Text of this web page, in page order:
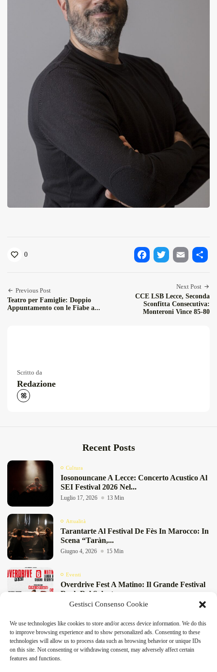
Gestisci Consenso Cookie
We use technologies like cookies to store and/or access device information. We do this
to improve browsing experience and to show personalized ads. Consenting to these
technologies will allow us to process data such as browsing behavior or unique IDs
on this site. Not consenting or withdrawing consent, may adversely affect certain
features and functions.
DeFinibus 2026 © All rights reserved | Magazine Online
0
Previous Post
Teatro per Famiglie: Doppio
Appuntamento con le Fiabe a...
Next Post
CCE LSB Lecce, Seconda
Sconfitta Consecutiva:
Monteroni Vince 85-80
Scritto da
Redazione
Recent Posts
Cultura
Iosonouncane A Lecce: Concerto Acustico Al
SEI Festival 2026 Nel...
Luglio 17, 2026 13 Min
Attualità
Tarantarte Al Festival De Fès In Marocco: In
Scena “Taràn,...
Giugno 4, 2026 15 Min
Eventi
Overdrive Fest A Matino: Il Grande Festival
Rock Del Salento...
Maggio 29, 2026 4 Min
Rassegna “Storie” A Lecce: Teatro E Musica
A Tagliatelle Stazione...